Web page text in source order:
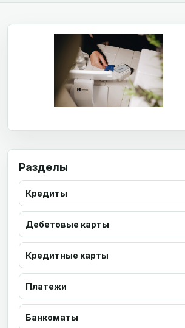
Разделы
Кредиты
Дебетовые карты
Кредитные карты
Платежи
Банкоматы